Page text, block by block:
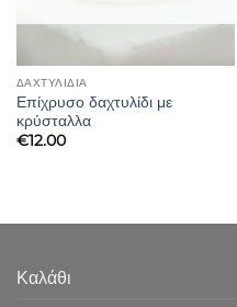
ΔΑΧΤΥΛΊΔΙΑ
Επίχρυσο δαχτυλίδι με
κρύσταλλα
€12.00
Καλάθι